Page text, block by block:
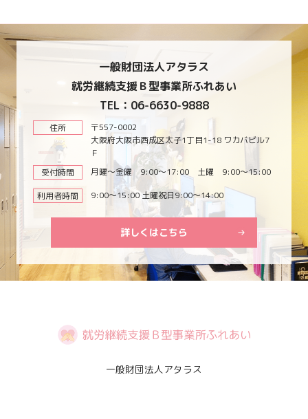
一般財団法人アタラス
就労継続支援Ｂ型事業所ふれあい
TEL：06-6630-9888
住所
〒557-0002
大阪府大阪市西成区太子1丁目1-18 ワカバビル7
Ｆ
受付時間
月曜～金曜 9:00～17:00 土曜 9:00～15:00
利用者時間 9:00～15:00 土曜祝日9:00～14:00
詳しくはこちら
一般財団法人アタラス